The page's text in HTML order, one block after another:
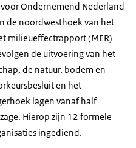
Ondernemend Nederland
de noordwesthoek van het
milieueffectrapport (MER)
de uitvoering van het
de natuur, bodem en
en het
lagen vanaf half
Hierop zijn 12 formele
ingediend.